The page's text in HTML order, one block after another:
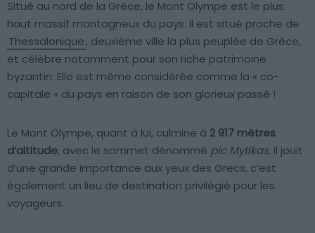
Situé au nord de la Grèce, le Mont Olympe est le plus
haut massif montagneux du pays. Il est situé proche de
Thessalonique, deuxième ville la plus peuplée de Grèce,
et célèbre notamment pour son riche patrimoine
byzantin. Elle est même considérée comme la « co-
capitale » du pays en raison de son glorieux passé !
Le Mont Olympe, quant à lui, culmine à 2 917 mètres
d’altitude, avec le sommet dénommé pic Mytikas. Il jouit
d’une grande importance aux yeux des Grecs, c’est
également un lieu de destination privilégié pour les
voyageurs.